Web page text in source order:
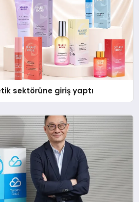
sektörüne giriş yaptı